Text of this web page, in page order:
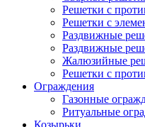
Решетки с
Решетки с
Раздвижные
Раздвижные
Жалюзийные
Решетки с
Ограждения
Газонные
Ритуальные
Козырьки